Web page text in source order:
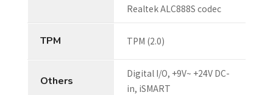
Realtek ALC888S codec
TPM TPM (2.0)
Others
Digital I/O, +9V~ +24V DC-
in, iSMART